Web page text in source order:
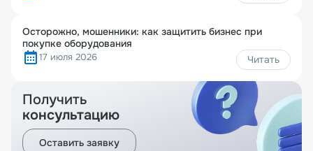
Осторожно, мошенники: как защитить бизнес при
покупке оборудования
17 июля 2026 Читать
Получить
консультацию
Оставить заявку